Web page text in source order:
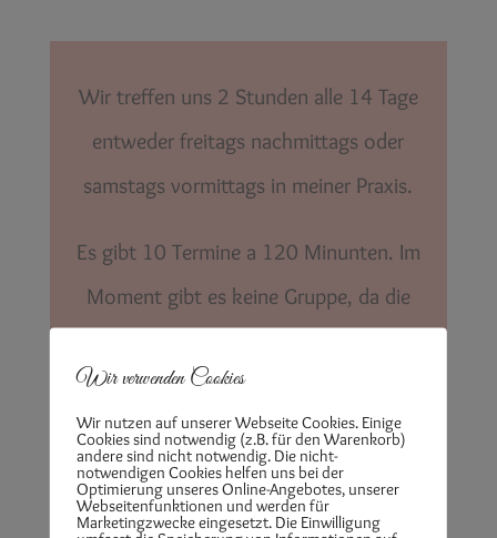
Wir treffen uns 2 Stunden alle 14 Tage
entweder freitags nachmittags oder
samstags vormittags in meiner Praxis.
Es gibt 10 Termine a 120 Minunten. Im
Moment gibt es keine Gruppe, da die
Melde dich gerne bei Interesse bei mir.
Investition: 299,99 €
Anmeldung unterinfo@marina-
Wir verwenden Cookies
Wir nutzen auf unserer Webseite Cookies. Einige
Cookies sind notwendig (z.B. für den Warenkorb)
andere sind nicht notwendig. Die nicht-
notwendigen Cookies helfen uns bei der
Optimierung unseres Online-Angebotes, unserer
Webseitenfunktionen und werden für
Marketingzwecke eingesetzt. Die Einwilligung